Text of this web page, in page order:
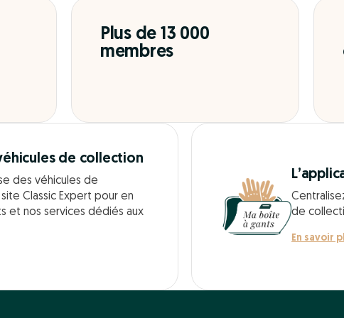
Plus de 13 000
membres
de collection
des véhicules de
Classic Expert pour en
et nos services dédiés aux
de
En savoir